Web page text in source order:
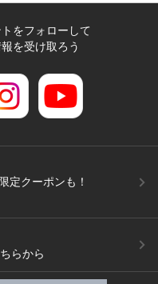
をフォローして
を受け取ろう
定クーポンも！
らから